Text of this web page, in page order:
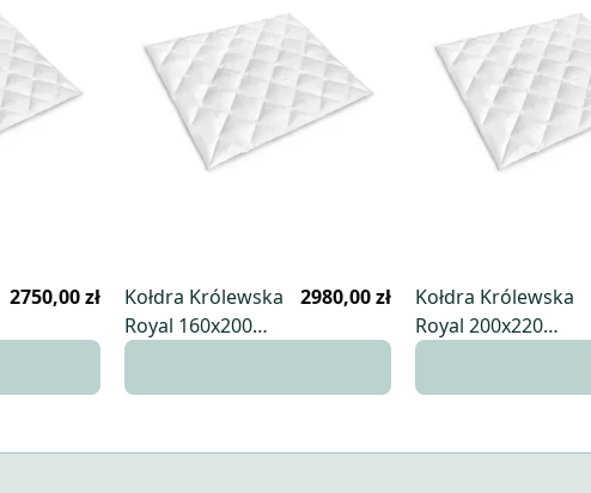
2750,00 zł
Kołdra Królewska
Royal 160x200
całoroczna
2980,00 zł
Kołdra Królewska
Royal 200x220
całoroczna